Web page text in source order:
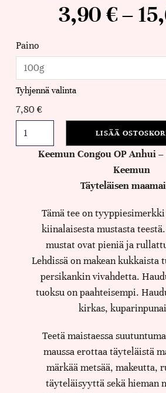
3,90€–
Paino
Tyhjennä valinta
7,80€
LISÄÄ
Keemun Congou OP Anhui
Keemun
Täyteläisen
Tämä tee on
kiinalaisesta mustasta
mustat ovat pieniä ja
Lehdissä on makean kukkaista
persikankin vivahdetta.
tuoksu on paahteisempi.
kirkas,
Teetä maistaessa
maussa erottaa täyteläistä
märkää metsää, makeutta,
täyteläisyyttä sekä hieman